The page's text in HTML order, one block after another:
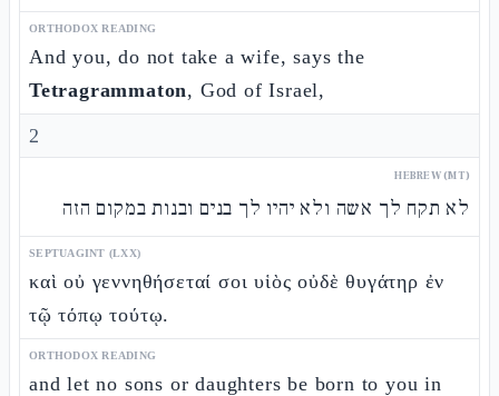
ORTHODOX READING
And you, do not take a wife, says the
Tetragrammaton, God of Israel,
2
HEBREW (MT)
לא תקח לך אשה ולא יהיו לך בנים ובנות במקום הזה
SEPTUAGINT (LXX)
καὶ οὐ γεννηθήσεταί σοι υἱὸς οὐδὲ θυγάτηρ ἐν
τῷ τόπῳ τούτῳ.
ORTHODOX READING
and let no sons or daughters be born to you in